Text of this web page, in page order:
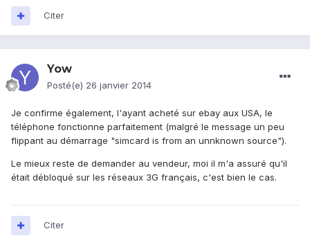
Citer
Yow
Posté(e) 26 janvier 2014
Je confirme également, l'ayant acheté sur ebay aux USA, le
téléphone fonctionne parfaitement (malgré le message un peu
flippant au démarrage "simcard is from an unnknown source").
Le mieux reste de demander au vendeur, moi il m'a assuré qu'il
était débloqué sur les réseaux 3G français, c'est bien le cas.
Citer